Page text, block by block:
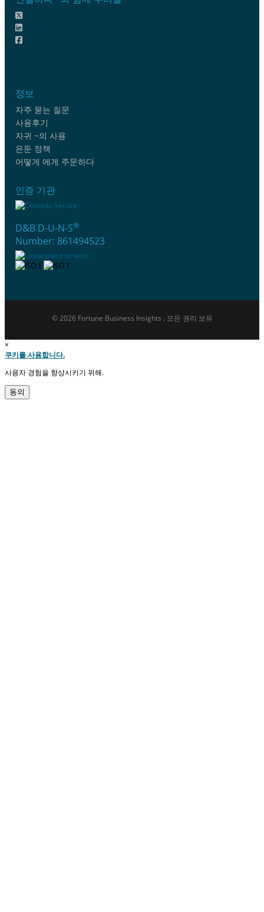
정보
자주 묻는 질문
사용후기
자귀 ~의 사용
은둔 정책
어떻게 에게 주문하다
인증 기관
D&B D-U-N-S®
Number: 861494523
© 2026 Fortune Business Insights . 모든 권리 보유
×
쿠키를 사용합니다.
사용자 경험을 향상시키기 위해.
동의